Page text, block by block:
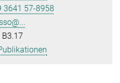
3641 57-8958
B3.17